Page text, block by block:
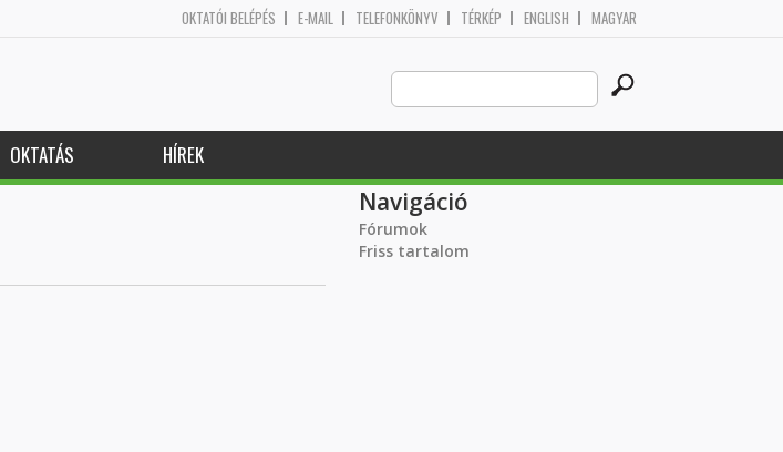
OKTATÓI BELÉPÉS E-MAIL TELEFONKÖNYV TÉRKÉP ENGLISH MAGYAR
Search
this
site
OKTATÁS HÍREK
Navigáció
Fórumok
Friss tartalom